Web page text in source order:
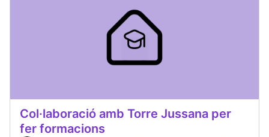
Col·laboració amb Torre Jussana per
fer formacions